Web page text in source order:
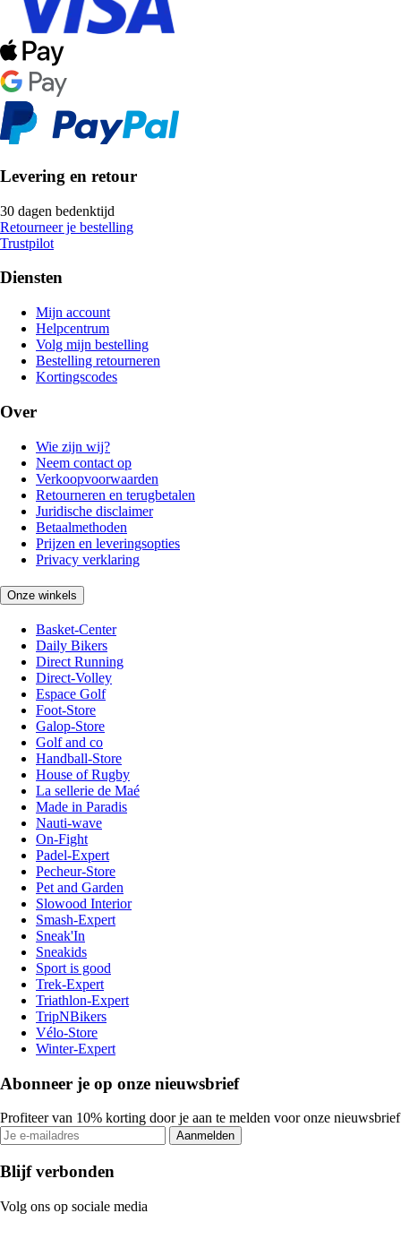
Levering en retour
30 dagen bedenktijd
Retourneer je bestelling
Trustpilot
Diensten
Mijn account
Helpcentrum
Volg mijn bestelling
Bestelling retourneren
Kortingscodes
Over
Wie zijn wij?
Neem contact op
Verkoopvoorwaarden
Retourneren en terugbetalen
Juridische disclaimer
Betaalmethoden
Prijzen en leveringsopties
Privacy verklaring
Onze winkels
Basket-Center
Daily Bikers
Direct Running
Direct-Volley
Espace Golf
Foot-Store
Galop-Store
Golf and co
Handball-Store
House of Rugby
La sellerie de Maé
Made in Paradis
Nauti-wave
On-Fight
Padel-Expert
Pecheur-Store
Pet and Garden
Slowood Interior
Smash-Expert
Sneak'In
Sneakids
Sport is good
Trek-Expert
Triathlon-Expert
TripNBikers
Vélo-Store
Winter-Expert
Abonneer je op onze nieuwsbrief
Profiteer van 10% korting door je aan te melden voor onze nieuwsbrief
Aanmelden
Blijf verbonden
Volg ons op sociale media